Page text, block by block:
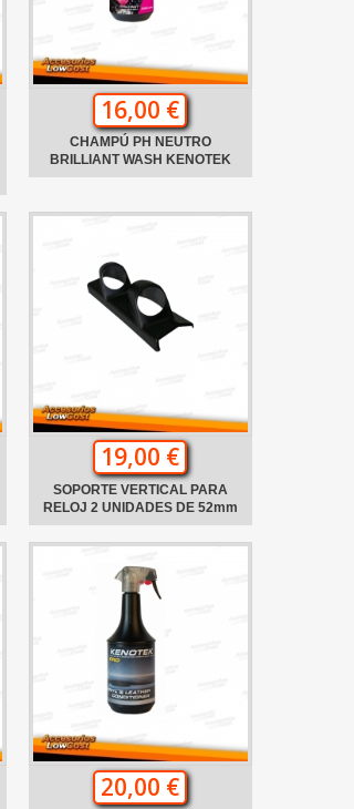
16,00 €
CHAMPÚ PH NEUTRO
BRILLIANT WASH KENOTEK
19,00 €
SOPORTE VERTICAL PARA
RELOJ 2 UNIDADES DE 52mm
20,00 €